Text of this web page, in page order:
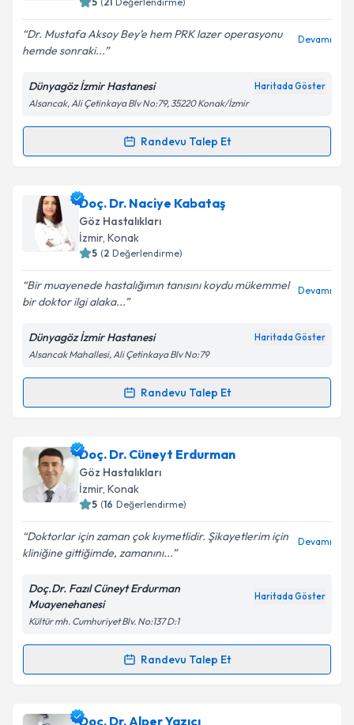
E-posta Adresiniz
Kişisel verilerimin işlenmesine ilişkin
Metni'ni okudum ve kişisel verilerimin belirtilen
kapsamda işlenmesini kabul ediyorum.
Dr. Mustafa Aksoy Bey’e hem PRK lazer operasyonu
hemde sonraki...
Devamı
Dünyagöz İzmir Hastanesi Haritada Göster
Alsancak, Ali Çetinkaya Blv No:79, 35220 Konak/İzmir
Randevu Talep Et
Randevu Takvimi Talebi
Yrd. Doç. Dr. Mustafa AKSOYiçin randevu takvimi
talebi oluşturun. Size bu uzmandan randevu almanız
için bir takvim hazırlandığında e-posta ile
bilgilendireceğiz.
E-posta Adresiniz
Kişisel verilerimin işlenmesine ilişkin
Metni'ni okudum ve kişisel verilerimin belirtilen
kapsamda işlenmesini kabul ediyorum.
Doç. Dr. Naciye Kabataş
Göz Hastalıkları
İzmir, Konak
5 (2 Değerlendirme)
Bir muayenede hastalığımın tanısını koydu mükemmel
bir doktor ilgi alaka...
Devamı
Dünyagöz İzmir Hastanesi Haritada Göster
Alsancak Mahallesi, Ali Çetinkaya Blv No:79
Randevu Talep Et
Randevu Takvimi Talebi
Doç. Dr. Naciye Kabataşiçin randevu takvimi talebi
oluşturun. Size bu uzmandan randevu almanız için bir
takvim hazırlandığında e-posta ile bilgilendireceğiz.
Kişisel verilerimin işlenmesine ilişkin
Aydınlatma
Metni'ni okudum ve kişisel verilerimin belirtilen
kapsamda işlenmesini kabul ediyorum.
Takvim Talebini Gönder
Doç. Dr. Cüneyt Erdurman
Göz Hastalıkları
İzmir, Konak
5 (16 Değerlendirme)
Doktorlar için zaman çok kıymetlidir. Şikayetlerim için
kliniğine gittiğimde, zamanını...
Devamı
Doç.Dr. Fazıl Cüneyt Erdurman
Muayenehanesi
Haritada Göster
Kültür mh. Cumhuriyet Blv. No:137 D:1
Randevu Talep Et
Randevu Takvimi Talebi
Doç. Dr. Cüneyt Erdurmaniçin randevu takvimi
Doç. Dr. Alper Yazıcı